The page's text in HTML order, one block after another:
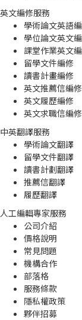
英文編修服務
學術論文英語
學位論文英文
課堂作業英文
留學文件編修
讀書計畫編修
英文推薦信編修
英文履歷編修
英文求職信編修
中英翻譯服務
學術論文翻譯
留學文件翻譯
讀書計劃翻譯
推薦信翻譯
履歷翻譯
人工編輯專家服務
公司介紹
價格說明
常見問題
機構合作
部落格
服務條款
隱私權政策
夥伴招募